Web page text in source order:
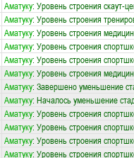
Аматуку: Уровень строения скаут-
Аматуку: Уровень строения
Аматуку: Уровень строения
Аматуку: Уровень строения
Аматуку: Уровень строения
Аматуку: Уровень строения
Аматуку: Завершено уменьшение
Аматуку: Началось уменьшение
Аматуку: Уровень строения
Аматуку: Уровень строения
Аматуку: Уровень строения
Аматуку: Уровень строения